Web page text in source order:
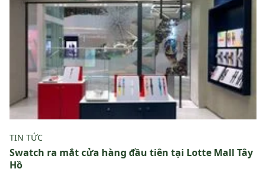
TIN TỨC
Swatch ra mắt cửa hàng đầu tiên tại Lotte Mall Tây
Hồ